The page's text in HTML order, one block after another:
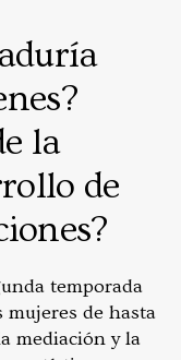
la
de
temporada
mujeres de hasta
mediación y la